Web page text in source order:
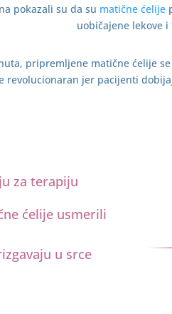
pokazali su da su matične ćelije
uobičajene lekove
pripremljene matične ćelije
revolucionaran jer pacijenti
za terapiju
ćelije usmerili
u srce